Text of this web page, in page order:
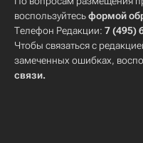
воспользуйтесьформой
Телефон Редакции: 7 (495)
Чтобы связаться с
замеченных ошибках,
связи.